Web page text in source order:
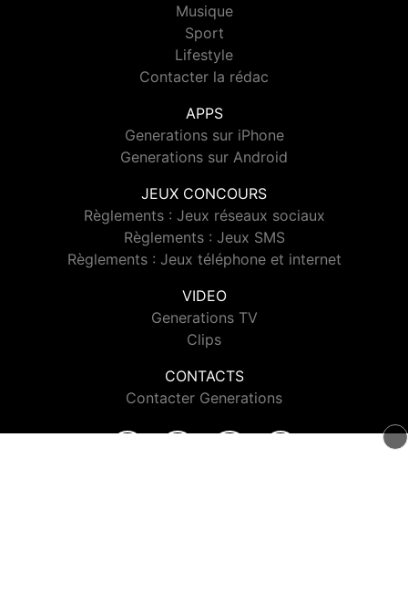
Musique
Sport
Lifestyle
Contacter la rédac
APPS
Generations sur iPhone
Generations sur Android
JEUX CONCOURS
Règlements : Jeux réseaux sociaux
Règlements : Jeux SMS
Règlements : Jeux téléphone et internet
VIDEO
Generations TV
Clips
CONTACTS
Contacter Generations